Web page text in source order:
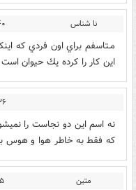
نا شناس
مـتاسفم براي اون فردي كه
اين كار را كرده يك حيوان است
نه اسم اين دو نجاست را
كه فقط به خاطر هوا و هوس
متین